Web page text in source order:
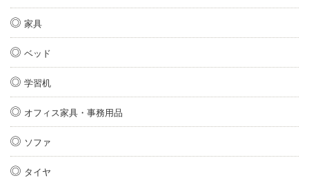
家具
ベッド
学習机
オフィス家具・事務用品
ソファ
タイヤ